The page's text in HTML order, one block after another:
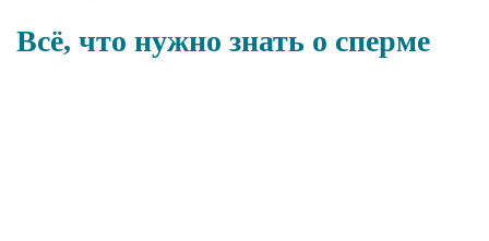
Всё, что нужно знать о сперме